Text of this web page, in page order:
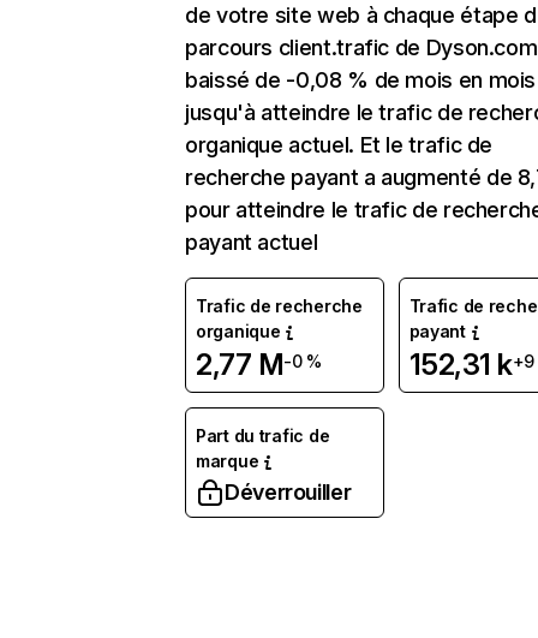
de votre site web à chaque étape
parcours client.trafic de
baissé de -0,08 % de mois en mois
jusqu'à atteindre le trafic de
organique actuel. Et le trafic de
recherche payant a augmenté de
pour atteindre le trafic de
payant actuel
Trafic de recherche
organique
2,77 M-0 %
Trafic de
payant
152,31 k+9
Part du trafic de
marque
Déverrouiller